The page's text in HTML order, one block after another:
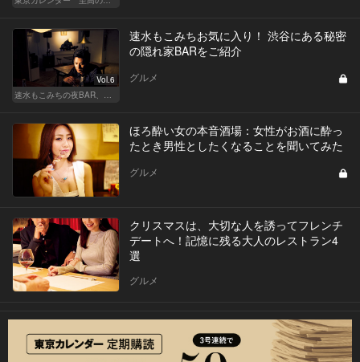
Vol.6
速水もこみちの夜BAR、夜メシ、夜レシピ
速水もこみちお気に入り！ 渋谷にある秘密
の隠れ家BARをご紹介
グルメ
ほろ酔い女の本音酒場：女性がお酒に酔っ
たとき男性としたくなることを聞いてみた
グルメ
クリスマスは、大切な人を誘ってフレンチ
デートへ！記憶に残る大人のレストラン4
選
グルメ